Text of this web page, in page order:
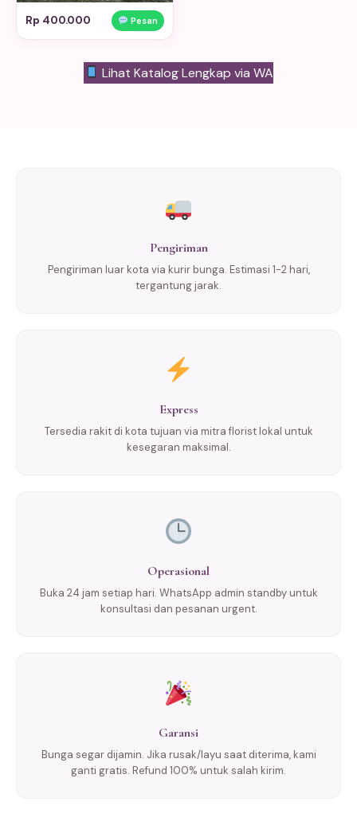
Rp 400.000 Pesan
Lihat Katalog Lengkap via WA
Pengiriman
Pengiriman luar kota via kurir bunga. Estimasi 1-2 hari,
tergantung jarak.
Express
Tersedia rakit di kota tujuan via mitra florist lokal untuk
kesegaran maksimal.
Operasional
Buka 24 jam setiap hari. WhatsApp admin standby untuk
konsultasi dan pesanan urgent.
Garansi
Bunga segar dijamin. Jika rusak/layu saat diterima, kami
ganti gratis. Refund 100% untuk salah kirim.